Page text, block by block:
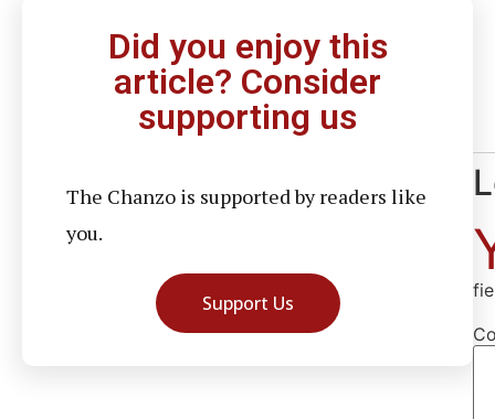
Did you enjoy this
article? Consider
supporting us
The Chanzo is supported by readers like
you.
Support Us